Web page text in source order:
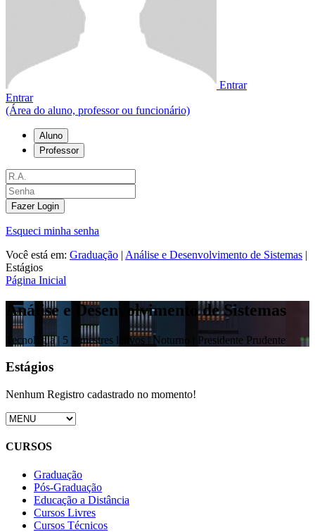
Entrar
Entrar
(Área do aluno, professor ou funcionário)
Aluno
Professor
Fazer Login
Esqueci minha senha
Você está em: Graduação | Análise e Desenvolvimento de Sistemas |
Estágios
Página Inicial
Análise e Desenvolvimento de Sistemas
Tecnologia | 5 semestres letivos | Noturno | Presidente Prudente
Estágios
Nenhum Registro cadastrado no momento!
CURSOS
Graduação
Pós-Graduação
Educação a Distância
Cursos Livres
Cursos Técnicos